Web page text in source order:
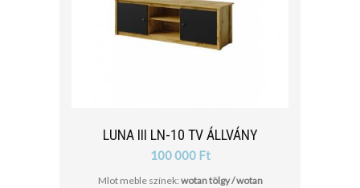
LUNA III LN-10 TV ÁLLVÁNY
100 000 Ft
Mlot meble színek: wotan tölgy / wotan